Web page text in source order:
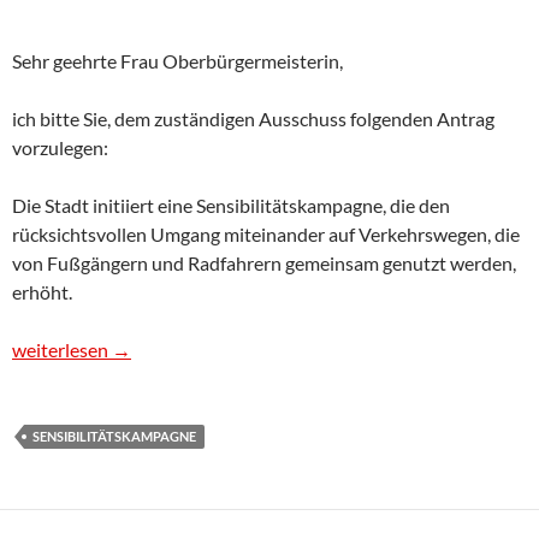
Sehr geehrte Frau Oberbürgermeisterin,
ich bitte Sie, dem zuständigen Ausschuss folgenden Antrag
vorzulegen:
Die Stadt initiiert eine Sensibilitätskampagne, die den
rücksichtsvollen Umgang miteinander auf Verkehrswegen, die
von Fußgängern und Radfahrern gemeinsam genutzt werden,
erhöht.
Antrag: Sensibilitätskampagne für ein rücksichtsvolles
weiterlesen →
SENSIBILITÄTSKAMPAGNE